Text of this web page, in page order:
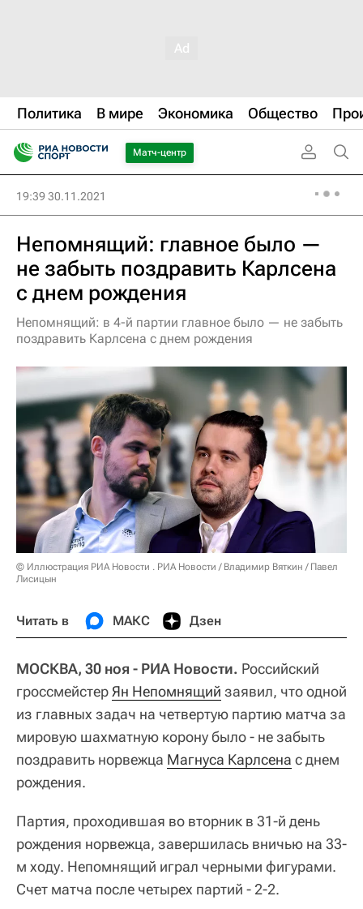
Политика В мире Экономика Общество
Матч-центр
19:39 30.11.2021
Непомнящий: главное было —
не забыть поздравить Карлсена
с днем рождения
Непомнящий: в 4-й партии главное было — не забыть
поздравить Карлсена с днем рождения
© Иллюстрация РИА Новости . РИА Новости / Владимир Вяткин / Павел
Лисицын
Читать в МАКС Дзен
МОСКВА, 30 ноя - РИА Новости. Российский
гроссмейстер Ян Непомнящий заявил, что одной
из главных задач на четвертую партию матча за
мировую шахматную корону было - не забыть
поздравить норвежца Магнуса Карлсена с днем
рождения.
Партия, проходившая во вторник в 31-й день
рождения норвежца, завершилась вничью на 33-
м ходу. Непомнящий играл черными фигурами.
Счет матча после четырех партий - 2-2.